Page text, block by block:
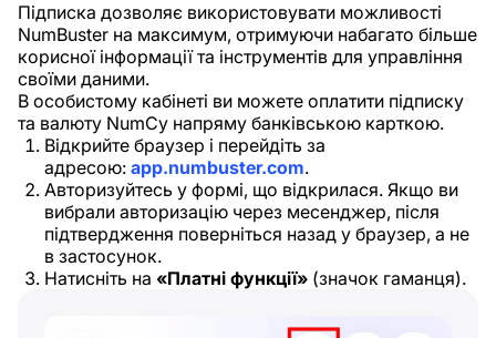
Підписка дозволяє використовувати можливості
NumBuster на максимум, отримуючи набагато більше
корисної інформації та інструментів для управління
своїми даними.
В особистому кабінеті ви можете оплатити підписку
та валюту NumCy напряму банківською карткою.
Відкрийте браузер і перейдіть за
адресою: app.numbuster.com.
Авторизуйтесь у формі, що відкрилася. Якщо ви
вибрали авторизацію через месенджер, після
підтвердження поверніться назад у браузер, а не
в застосунок.
Натисніть на «Платні функції» (значок гаманця).